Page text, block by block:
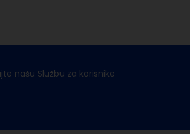
našu Službu za korisnike